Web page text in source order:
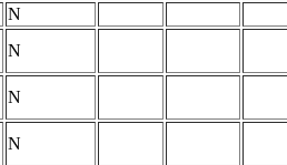
N
N
N
N